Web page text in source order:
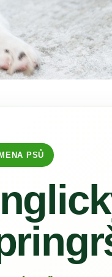
PSŮ